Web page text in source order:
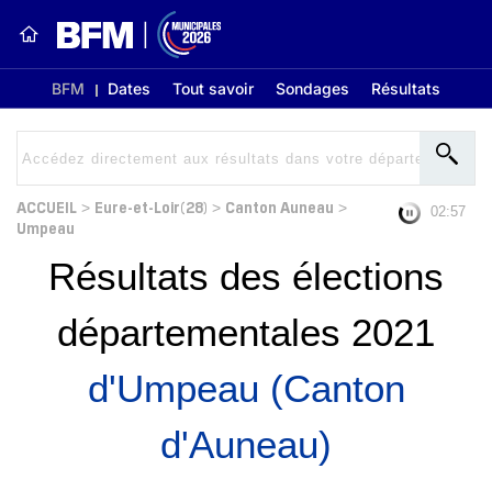
BFM Dates Tout savoir Sondages Résultats
ACCUEIL > Eure-et-Loir(28) > Canton Auneau >
Umpeau
02:56
Résultats des élections
départementales 2021
d'Umpeau (Canton
d'Auneau)